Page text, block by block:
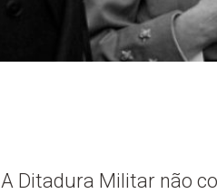
A Ditadura Militar não